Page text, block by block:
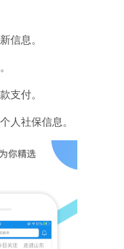
信息。
支付。
人社保信息。